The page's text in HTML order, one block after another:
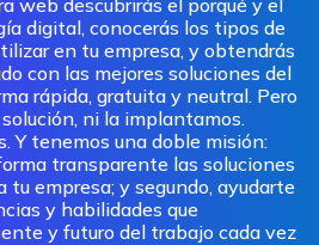
digital, conocerás los tipos de
en tu empresa, y obtendrás
con las mejores soluciones del
rápida, gratuita y neutral. Pero
ni la implantamos.
Y tenemos una doble misión:
transparente las soluciones
tu empresa; y segundo, ayudarte
y habilidades que
y futuro del trabajo cada vez